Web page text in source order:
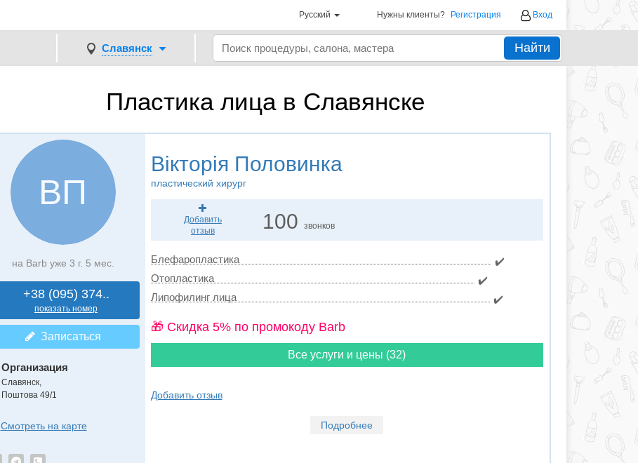
Русский Нужны клиенты? Регистрация Вход
Славянск Найти
Пластика лица в Славянске
ВП
на Barb уже 3 г. 5 мес.
+38 (095) 374..
показать номер
Записаться
Организация
Славянск,
Поштова 49/1
Смотреть на карте
Вікторія Половинка
пластический хирург
Добавить
отзыв
100звонков
Блефаропластика
✔️
Отопластика
✔️
Липофилинг лица
✔️
🎁 Cкидка 5% по промокоду Barb
Все услуги и цены (32)
Добавить отзыв
Подробнее